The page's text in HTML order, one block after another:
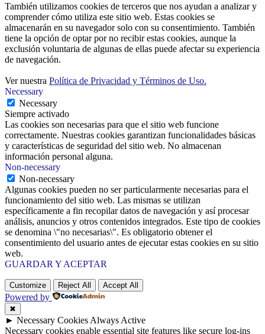
También utilizamos cookies de terceros que nos ayudan a analizar y
comprender cómo utiliza este sitio web. Estas cookies se
almacenarán en su navegador solo con su consentimiento. También
tiene la opción de optar por no recibir estas cookies, aunque la
exclusión voluntaria de algunas de ellas puede afectar su experiencia
de navegación.
Ver nuestra Política de Privacidad y Términos de Uso.
Necessary
Necessary
Siempre activado
Las cookies son necesarias para que el sitio web funcione
correctamente. Nuestras cookies garantizan funcionalidades básicas
y características de seguridad del sitio web. No almacenan
información personal alguna.
Non-necessary
Non-necessary
Algunas cookies pueden no ser particularmente necesarias para el
funcionamiento del sitio web. Las mismas se utilizan
específicamente a fin recopilar datos de navegación y así procesar
análisis, anuncios y otros contenidos integrados. Este tipo de cookies
se denomina \"no necesarias\". Es obligatorio obtener el
consentimiento del usuario antes de ejecutar estas cookies en su sitio
web.
GUARDAR Y ACEPTAR
Customize Reject All Accept All
Powered by
✖
► Necessary Cookies Always Active
Necessary cookies enable essential site features like secure log-ins